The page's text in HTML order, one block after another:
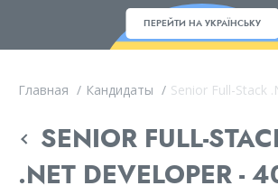
ПЕРЕЙТИ НА УКРАЇНСЬКУ
Главная / Кандидаты / Senior Full-Stack
SENIOR FULL-
.NET DEVELOPER -